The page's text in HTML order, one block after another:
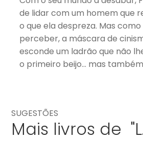
de lidar com um homem que
o que ela despreza. Mas
perceber, a máscara de
esconde um ladrão que não
o primeiro beijo… mas
SUGESTÕES
Mais livros de